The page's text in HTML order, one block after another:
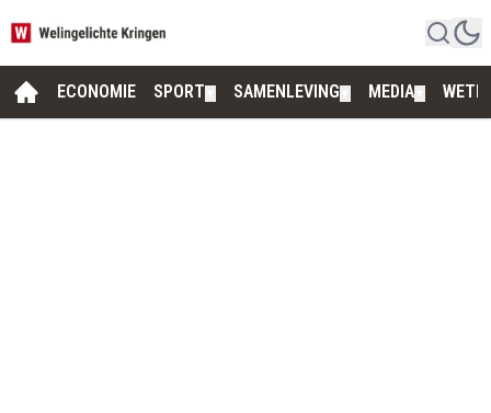
ECONOMIE SPORT SAMENLEVING MEDIA